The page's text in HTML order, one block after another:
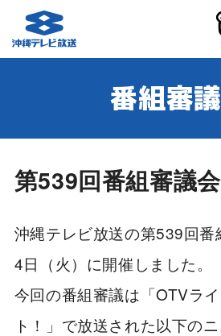
番組審
第539回番組審議会
沖縄テレビ放送の第539回番
4日（火）に開催しました。
今回の番組審議は「OTVラ
ト！」で放送された以下のニ